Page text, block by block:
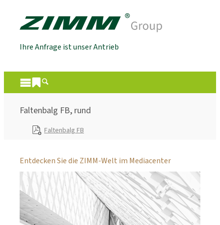
Ihre Anfrage ist unser Antrieb
Faltenbalg FB, rund
Faltenbalg FB
Entdecken Sie die ZIMM-Welt im Mediacenter